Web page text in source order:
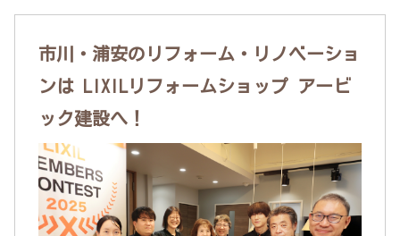
市川・浦安のリフォーム・リノベーショ
ンは LIXILリフォームショップ アービ
ック建設へ！